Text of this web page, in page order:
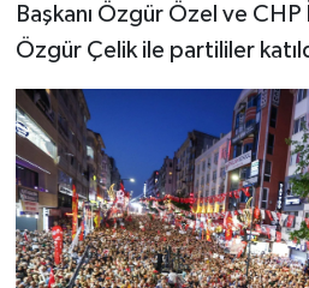
Başkanı Özgür Özel ve CHP
Özgür Çelik ile partililer